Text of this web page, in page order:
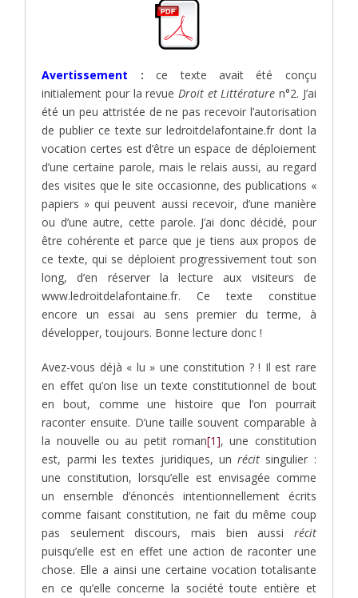
Avertissement :ce texte avait été conçu
initialement pour la revue Droit et Littératuren°2. J’ai
été un peu attristée de ne pas recevoir l’autorisation
de publier ce texte sur ledroitdelafontaine.fr dont la
vocation certes est d’être un espace de déploiement
d’une certaine parole, mais le relais aussi, au regard
des visites que le site occasionne, des publications «
papiers » qui peuvent aussi recevoir, d’une manière
ou d’une autre, cette parole. J’ai donc décidé, pour
être cohérente et parce que je tiens aux propos de
ce texte, qui se déploient progressivement tout son
long, d’en réserver la lecture aux visiteurs de
www.ledroitdelafontaine.fr. Ce texte constitue
encore un essai au sens premier du terme, à
développer, toujours. Bonne lecture donc !
Avez-vous déjà « lu » une constitution ? ! Il est rare
en effet qu’on lise un texte constitutionnel de bout
en bout, comme une histoire que l’on pourrait
raconter ensuite. D’une taille souvent comparable à
la nouvelle ou au petit roman[1], une constitution
est, parmi les textes juridiques, unrécit singulier :
une constitution, lorsqu’elle est envisagée comme
un ensemble d’énoncés intentionnellement écrits
comme faisant constitution, ne fait du même coup
pas seulement discours, mais bien aussi récit
puisqu’elle est en effet une action de raconter une
chose. Elle a ainsi une certaine vocation totalisante
en ce qu’elle concerne la société toute entière et